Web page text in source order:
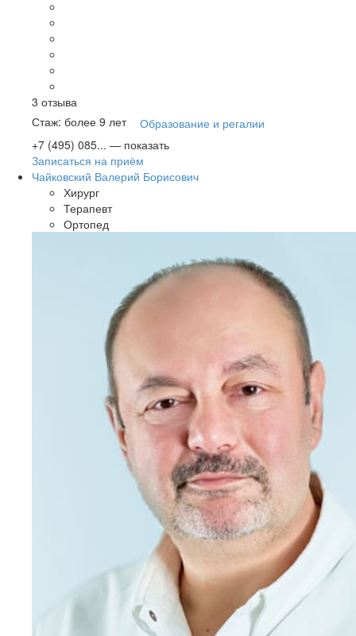
3 отзыва
Стаж: более 9 лет
Образование и регалии
+7 (495) 085... — показать
Записаться на приём
Чайковский Валерий Борисович
Хирург
Терапевт
Ортопед